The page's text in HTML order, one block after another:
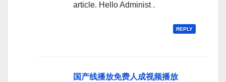
article. Hello Administ .
REPLY
国产线播放免费人成视频播放